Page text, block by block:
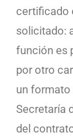
certificado
solicitado:
función es
por otro
un formato
Secretaría
del